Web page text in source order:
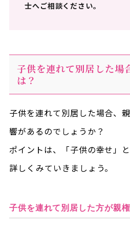
士へご相談ください。
子供を連れて別居した場
は？
子供を連れて別居した場合、
響があるのでしょうか？
ポイントは、「子供の幸せ」
詳しくみていきましょう。
子供を連れて別居した方が親